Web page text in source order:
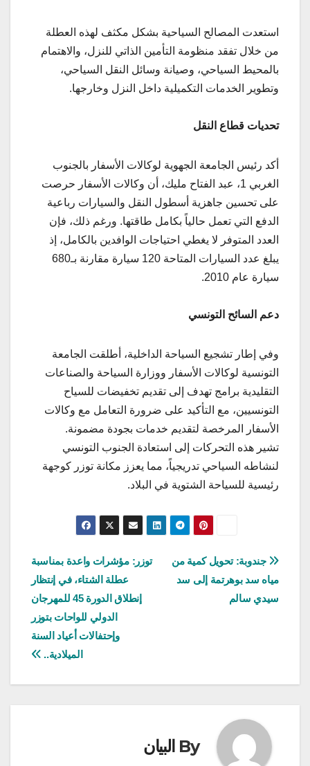
استعدت المصالح السياحية بشكل مكثف لهذه العطلة
من خلال تفقد منظومة التأمين الذاتي للنزل، والاهتمام
بالمحيط السياحي، وصيانة وسائل النقل السياحي،
وتطوير الخدمات التكميلية داخل النزل وخارجها.
تحديات قطاع النقل
أكد رئيس الجامعة الجهوية لوكالات الأسفار بالجنوب
الغربي 1، عبد الفتاح مليك، أن وكالات الأسفار حرصت
على تحسين جاهزية أسطول النقل والسيارات رباعية
الدفع التي تعمل حالياً بكامل طاقتها. ورغم ذلك، فإن
العدد المتوفر لا يغطي احتياجات الوافدين بالكامل، إذ
يبلغ عدد السيارات المتاحة 120 سيارة مقارنة بـ680
سيارة عام 2010.
دعم السائح التونسي
وفي إطار تشجيع السياحة الداخلية، أطلقت الجامعة
التونسية لوكالات الأسفار ووزارة السياحة والصناعات
التقليدية برامج تهدف إلى تقديم تخفيضات للسياح
التونسيين، مع التأكيد على ضرورة التعامل مع وكالات
الأسفار المرخصة لتقديم خدمات بجودة مضمونة.
تشير هذه التحركات إلى استعادة الجنوب التونسي
لنشاطه السياحي تدريجياً، مما يعزز مكانة توزر كوجهة
رئيسية للسياحة الشتوية في البلاد.
تصفّح
المقالات
توزر: مؤشرات واعدة بمناسبة
عطلة الشتاء، في إنتظار
إنطلاق الدورة 45 للمهرجان
الدولي للواحات بتوزر
وإحتفالات أعياد السنة
الميلادية..
جندوبة: تحويل كمية من
مياه سد بوهرتمة إلى سد
سيدي سالم
By البيان